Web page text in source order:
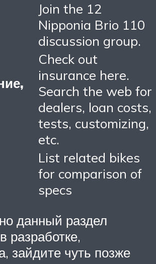
Join the 12
Nipponia Brio 110
discussion group.
Check out
insurance here.
Search the web for
dealers, loan costs,
tests, customizing,
etc.
List related bikes
for comparison of
specs
данный раздел
разработке,
зайдите чуть позже